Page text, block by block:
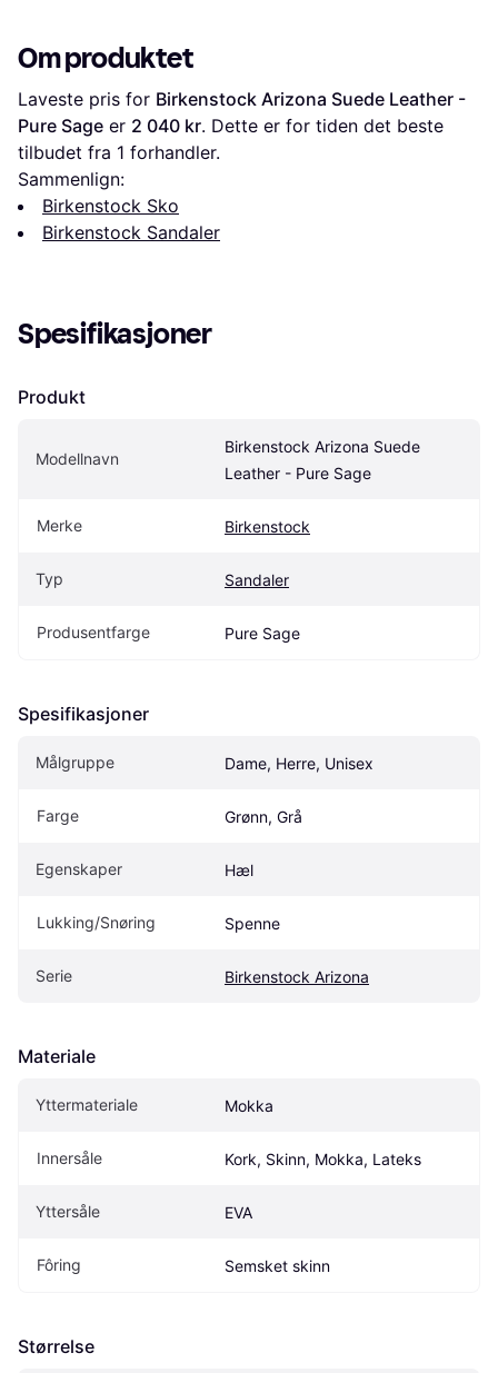
Om produktet
Laveste pris for Birkenstock Arizona Suede Leather -
Pure Sage er 2 040 kr. Dette er for tiden det beste
tilbudet fra 1 forhandler.
Sammenlign:
Birkenstock Sko
Birkenstock Sandaler
Spesifikasjoner
Produkt
Modellnavn
Birkenstock Arizona Suede
Leather - Pure Sage
Merke Birkenstock
Typ Sandaler
Produsentfarge Pure Sage
Spesifikasjoner
Målgruppe Dame, Herre, Unisex
Farge Grønn, Grå
Egenskaper Hæl
Lukking/Snøring Spenne
Serie Birkenstock Arizona
Materiale
Yttermateriale Mokka
Innersåle Kork, Skinn, Mokka, Lateks
Yttersåle EVA
Fôring Semsket skinn
Størrelse